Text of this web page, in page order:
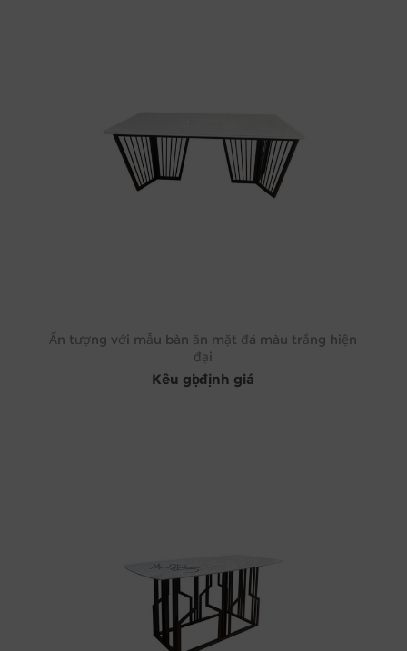
Ấn tượng với mẫu bàn ăn mặt đá màu trắng hiện
đại
Kêu gọi định giá